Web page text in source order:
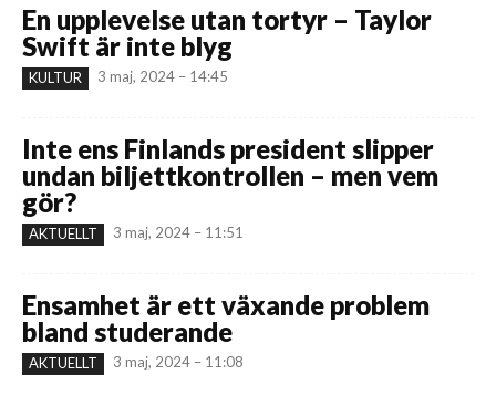
En upplevelse utan tortyr – Taylor
Swift är inte blyg
KULTUR 3 maj, 2024 – 14:45
Inte ens Finlands president slipper
undan biljettkontrollen – men vem
gör?
AKTUELLT 3 maj, 2024 – 11:51
Ensamhet är ett växande problem
bland studerande
AKTUELLT 3 maj, 2024 – 11:08